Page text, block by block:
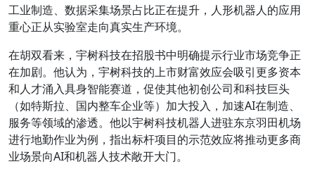
工业制造、数据采集场景占比正在提升，人形机器人的应用
重心正从实验室走向真实生产环境。
在胡双看来，宇树科技在招股书中明确提示行业市场竞争正
在加剧。他认为，宇树科技的上市财富效应会吸引更多资本
和人才涌入具身智能赛道，促使其他初创公司和科技巨头
（如特斯拉、国内整车企业等）加大投入，加速AI在制造、
服务等领域的渗透。他以宇树科技机器人进驻东京羽田机场
进行地勤作业为例，指出标杆项目的示范效应将推动更多商
业场景向AI和机器人技术敞开大门。